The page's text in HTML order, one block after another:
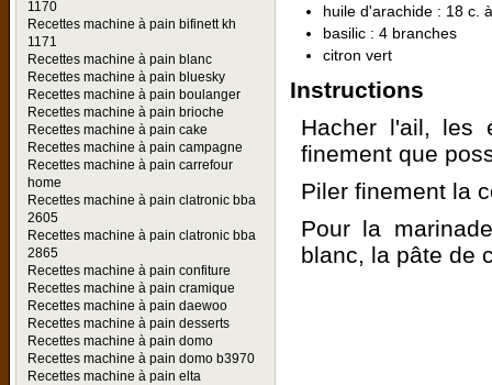
1170
Recettes machine à pain bifinett kh
1171
Recettes machine à pain blanc
Recettes machine à pain bluesky
Recettes machine à pain boulanger
Recettes machine à pain brioche
Recettes machine à pain cake
Recettes machine à pain campagne
Recettes machine à pain carrefour
home
Recettes machine à pain clatronic bba
2605
Recettes machine à pain clatronic bba
2865
Recettes machine à pain confiture
Recettes machine à pain cramique
Recettes machine à pain daewoo
Recettes machine à pain desserts
Recettes machine à pain domo
Recettes machine à pain domo b3970
Recettes machine à pain elta
huile d'arachide : 18 c.
basilic : 4 branches
citron vert
Instructions
Hacher l'ail, les
finement que
Piler finement la
Pour la
blanc, la pâte de